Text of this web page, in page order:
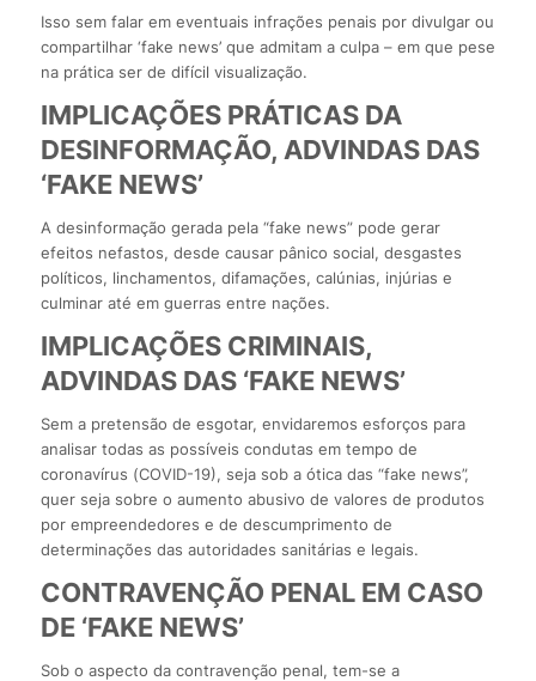
Isso sem falar em eventuais infrações penais por divulgar ou
compartilhar ‘fake news’ que admitam a culpa – em que pese
na prática ser de difícil visualização.
IMPLICAÇÕES PRÁTICAS DA
DESINFORMAÇÃO, ADVINDAS DAS
‘FAKE NEWS’
A desinformação gerada pela “fake news” pode gerar
efeitos nefastos, desde causar pânico social, desgastes
políticos, linchamentos, difamações, calúnias, injúrias e
culminar até em guerras entre nações.
IMPLICAÇÕES CRIMINAIS,
ADVINDAS DAS ‘FAKE NEWS’
Sem a pretensão de esgotar, envidaremos esforços para
analisar todas as possíveis condutas em tempo de
coronavírus (COVID-19), seja sob a ótica das “fake news”,
quer seja sobre o aumento abusivo de valores de produtos
por empreendedores e de descumprimento de
determinações das autoridades sanitárias e legais.
CONTRAVENÇÃO PENAL EM CASO
DE ‘FAKE NEWS’
Sob o aspecto da contravenção penal, tem-se a